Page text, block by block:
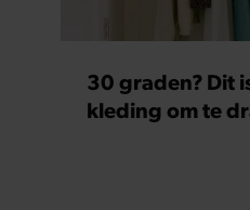
30 graden? Dit
kleding om te